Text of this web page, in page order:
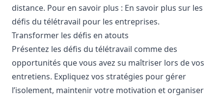
distance. Pour en savoir plus : En savoir plus sur les
défis du télétravail pour les entreprises.
Transformer les défis en atouts
Présentez les défis du télétravail comme des
opportunités que vous avez su maîtriser lors de vos
entretiens. Expliquez vos stratégies pour gérer
l’isolement, maintenir votre motivation et organiser